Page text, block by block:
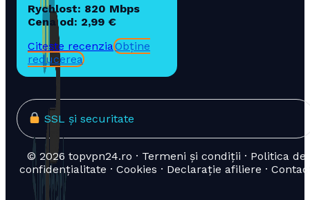
Rychlost: 820 Mbps
Cena od: 2,99 €
Citește recenziaObține
reducerea
SSL și securitate
© 2026 topvpn24.ro · Termeni și condiții · Politica de
confidențialitate · Cookies · Declarație afiliere ·